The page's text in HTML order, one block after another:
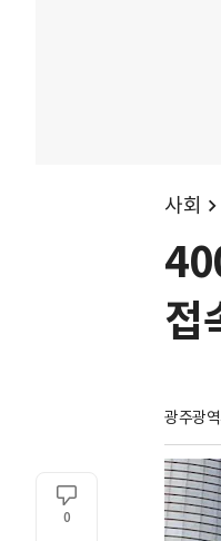
사회
접
광주광
0